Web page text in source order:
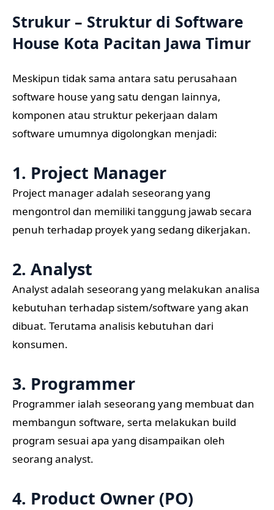
Strukur – Struktur di Software
House Kota Pacitan Jawa Timur
Meskipun tidak sama antara satu perusahaan
software house yang satu dengan lainnya,
komponen atau struktur pekerjaan dalam
software umumnya digolongkan menjadi:
1. Project Manager
Project manager adalah seseorang yang
mengontrol dan memiliki tanggung jawab secara
penuh terhadap proyek yang sedang dikerjakan.
2. Analyst
Analyst adalah seseorang yang melakukan analisa
kebutuhan terhadap sistem/software yang akan
dibuat. Terutama analisis kebutuhan dari
konsumen.
3. Programmer
Programmer ialah seseorang yang membuat dan
membangun software, serta melakukan build
program sesuai apa yang disampaikan oleh
seorang analyst.
4. Product Owner (PO)